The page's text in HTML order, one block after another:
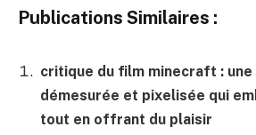
Publications Similaires :
critique du film minecraft : une
démesurée et pixelisée qui
tout en offrant du plaisir